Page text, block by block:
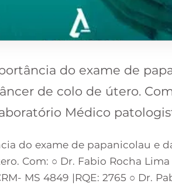
do exame de
de colo de útero.
Médico
do exame de papanicolau e
Com: ○ Dr. Fabio Rocha
MS 4849 |RQE: 2765 ○ Dr.